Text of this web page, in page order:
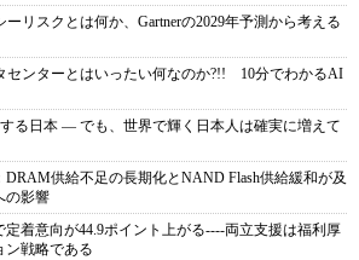
リスクとは何か、Gartnerの2029年予測から考える
センターとはいったい何なのか?!! 10分でわかるAI
る日本 ― でも、世界で輝く日本人は確実に増えて
DRAM供給不足の長期化とNAND Flash供給緩和が及
の影響
定着意向が44.9ポイント上がる----両立支援は福利厚
ン戦略である